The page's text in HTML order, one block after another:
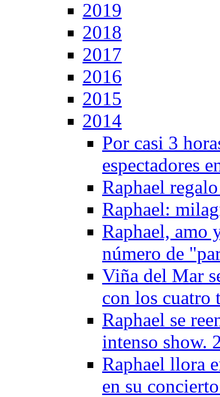
2019
2018
2017
2016
2015
2014
Por casi 3
espectadores
Raphael
Raphael:
Raphael, amo
número de
Viña del Mar
con los cuatro
Raphael se
intenso show.
Raphael llora
en su